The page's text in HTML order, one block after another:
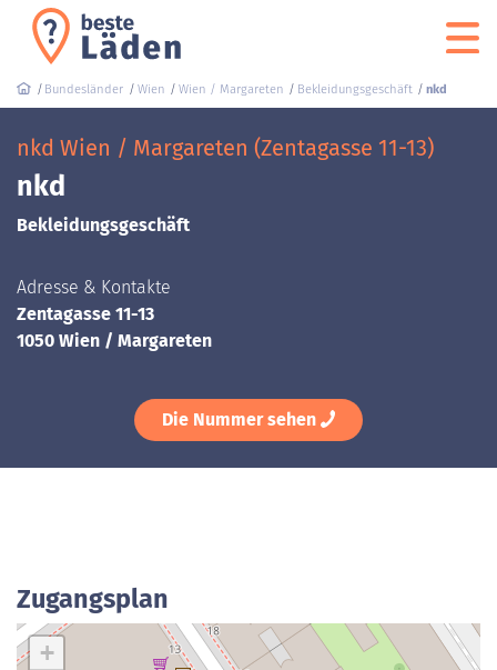
Bundesländer Wien Wien / Margareten Bekleidungsgeschäft nkd
nkd Wien / Margareten (Zentagasse 11-13)
nkd
Bekleidungsgeschäft
Adresse & Kontakte
Zentagasse 11-13
1050 Wien / Margareten
Die Nummer sehen
Zugangsplan
+